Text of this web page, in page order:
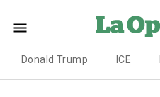
Donald Trump ICE